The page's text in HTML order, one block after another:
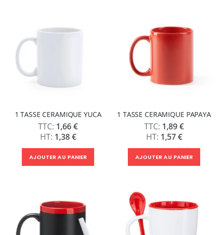
1 TASSE CERAMIQUE YUCA
1,66 €
1,38 €
AJOUTER AU PANIER
1 TASSE CERAMIQUE PAPAYA
1,89 €
1,57 €
AJOUTER AU PANIER